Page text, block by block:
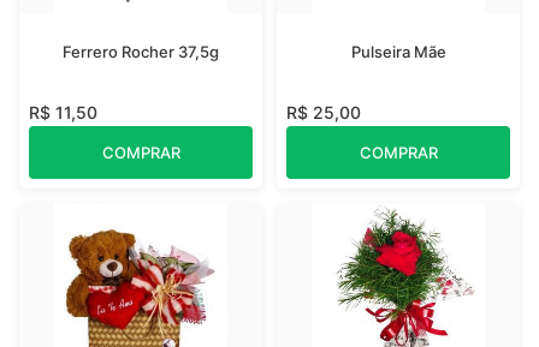
Ferrero Rocher 37,5g
R$ 11,50
COMPRAR
Pulseira Mãe
R$ 25,00
COMPRAR